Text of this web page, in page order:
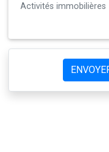
Activités immobilières